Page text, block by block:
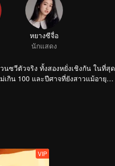
ซวีตัวจริง ทั้งสองหยั่งเชิงกัน ในที่สุด
กิน 100 และปีศาจที่ยังสาวแม้อายุ
VIP